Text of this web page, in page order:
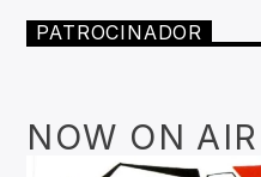
PATROCINADOR
NOW ON AIR